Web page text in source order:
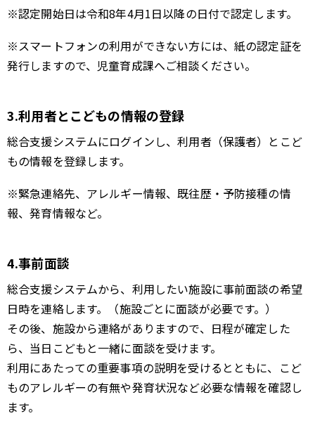
※認定開始日は令和8年4月1日以降の日付で認定します。
※スマートフォンの利用ができない方には、紙の認定証を
発行しますので、児童育成課へご相談ください。
3.利用者とこどもの情報の登録
総合支援システムにログインし、利用者（保護者）とこど
もの情報を登録します。
※緊急連絡先、アレルギー情報、既往歴・予防接種の情
報、発育情報など。
4.事前面談
総合支援システムから、利用したい施設に事前面談の希望
日時を連絡します。（施設ごとに面談が必要です。）
その後、施設から連絡がありますので、日程が確定した
ら、当日こどもと一緒に面談を受けます。
利用にあたっての重要事項の説明を受けるとともに、こど
ものアレルギーの有無や発育状況など必要な情報を確認し
ます。